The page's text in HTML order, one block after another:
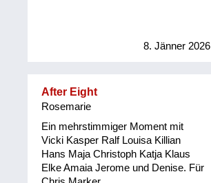
8. Jänner 2026
After Eight
Rosemarie
Ein mehrstimmiger Moment mit
Vicki Kasper Ralf Louisa Killian
Hans Maja Christoph Katja Klaus
Elke Amaia Jerome und Denise. Für